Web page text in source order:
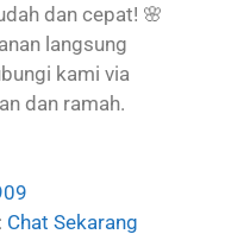
dan cepat! 🌸
langsung
kami via
dan ramah.
Chat Sekarang